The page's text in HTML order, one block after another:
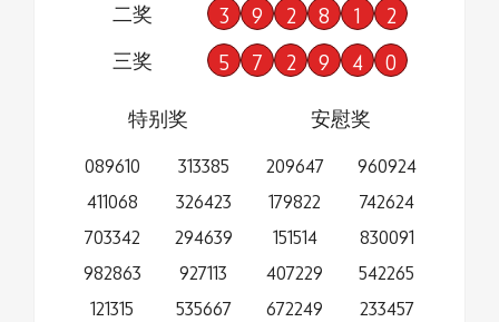
二奖 3 9 2 8 1 2
三奖 5 7 2 9 4 0
特别奖
089610
411068
703342
982863
121315
313385
326423
294639
927113
535667
安慰奖
209647
179822
151514
407229
672249
960924
742624
830091
542265
233457